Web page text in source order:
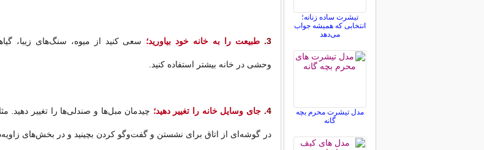
3. طبیعت را به خانه خود بیاورید؛ سعی کنید از میوه، سنگ‌های زیبا،
وحشی در خانه بیشتر استفاده کنید.
4. جای وسایل خانه را تغییر دهید؛ چیدمان مبل‌ها و صندلی‌ها را تغییر دهید.
در گوشه‌ای از اتاق برای نشستن و گفت‌وگو کردن بچینید و در بخش‌های
تیشرت ساده زنانه؛
انتخابی که همیشه جواب
می‌دهد
مدل تیشرت محرم بچه
گانه